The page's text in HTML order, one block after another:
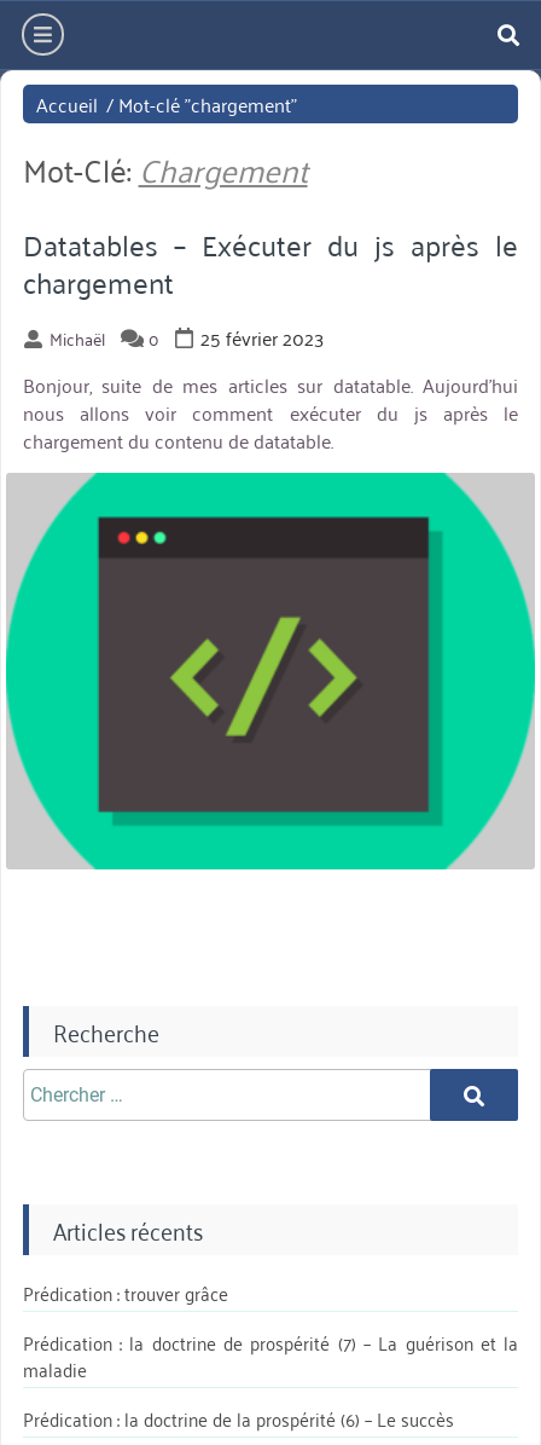
Aller
directement
au
contenu
hamburger
Accueil /Mot-clé "chargement"
Mot-Clé: Chargement
Datatables – Exécuter du js après le
chargement
Michaël 0
25 février 2023
Bonjour, suite de mes articles sur datatable. Aujourd’hui
nous allons voir comment exécuter du js après le
chargement du contenu de datatable.
miniature
Recherche
Chercher
aprè:
Chercher
Articles récents
Prédication : trouver grâce
Prédication : la doctrine de prospérité (7) – La guérison et la
maladie
Prédication : la doctrine de la prospérité (6) – Le succès